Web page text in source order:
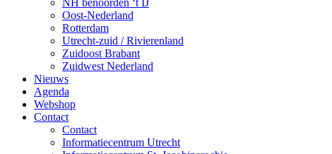
NH benoorden ‘t IJ
Oost-Nederland
Rotterdam
Utrecht-zuid / Rivierenland
Zuidoost Brabant
Zuidwest Nederland
Nieuws
Agenda
Webshop
Contact
Contact
Informatiecentrum Utrecht